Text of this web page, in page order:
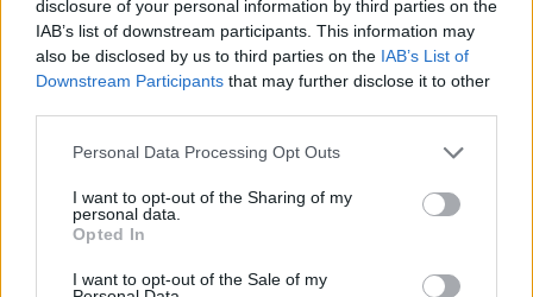
disclosure of your personal information by third parties on the
IAB’s list of downstream participants. This information may
also be disclosed by us to third parties on the IAB’s List of
Downstream Participants that may further disclose it to other
Personal Data Processing Opt Outs
I want to opt-out of the Sharing of my
personal data.
Opted In
I want to opt-out of the Sale of my